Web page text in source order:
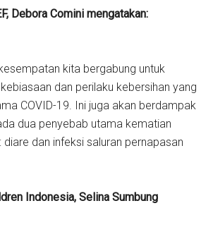
Debora Comini mengatakan:
kita bergabung untuk
dan perilaku kebersihan yang
COVID-19. Ini juga akan berdampak
dua penyebab utama kematian
diare dan infeksi saluran pernapasan
Indonesia, Selina Sumbung